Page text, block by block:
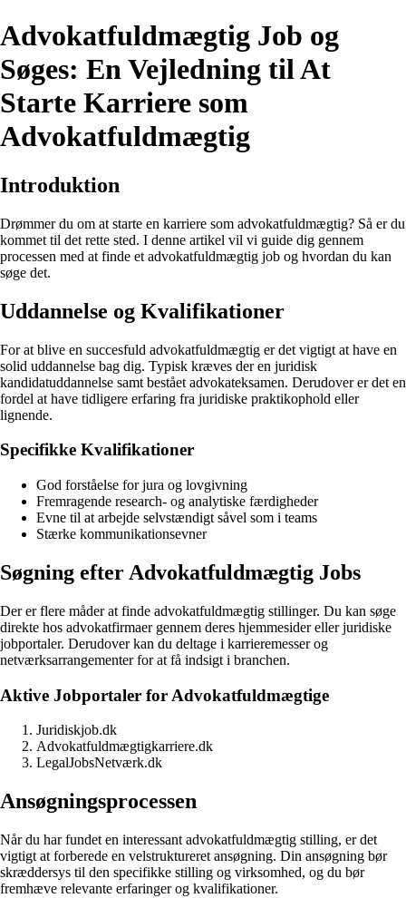
Advokatfuldmægtig Job og
Søges: En Vejledning til At
Starte Karriere som
Advokatfuldmægtig
Introduktion
Drømmer du om at starte en karriere som advokatfuldmægtig? Så er du
kommet til det rette sted. I denne artikel vil vi guide dig gennem
processen med at finde et advokatfuldmægtig job og hvordan du kan
søge det.
Uddannelse og Kvalifikationer
For at blive en succesfuld advokatfuldmægtig er det vigtigt at have en
solid uddannelse bag dig. Typisk kræves der en juridisk
kandidatuddannelse samt bestået advokateksamen. Derudover er det en
fordel at have tidligere erfaring fra juridiske praktikophold eller
lignende.
Specifikke Kvalifikationer
God forståelse for jura og lovgivning
Fremragende research- og analytiske færdigheder
Evne til at arbejde selvstændigt såvel som i teams
Stærke kommunikationsevner
Søgning efter Advokatfuldmægtig Jobs
Der er flere måder at finde advokatfuldmægtig stillinger. Du kan søge
direkte hos advokatfirmaer gennem deres hjemmesider eller juridiske
jobportaler. Derudover kan du deltage i karrieremesser og
netværksarrangementer for at få indsigt i branchen.
Aktive Jobportaler for Advokatfuldmægtige
Juridiskjob.dk
Advokatfuldmægtigkarriere.dk
LegalJobsNetværk.dk
Ansøgningsprocessen
Når du har fundet en interessant advokatfuldmægtig stilling, er det
vigtigt at forberede en velstruktureret ansøgning. Din ansøgning bør
skræddersys til den specifikke stilling og virksomhed, og du bør
fremhæve relevante erfaringer og kvalifikationer.